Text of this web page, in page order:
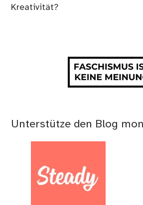
Kreativität?
Unterstütze den Blog